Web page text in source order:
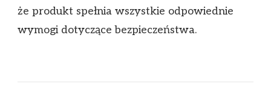
że produkt spełnia wszystkie odpowiednie
wymogi dotyczące bezpieczeństwa.